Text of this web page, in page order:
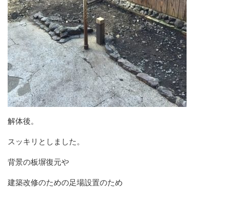
解体後。
スッキリとしました。
背景の板塀復元や
建築改修のための足場設置のため